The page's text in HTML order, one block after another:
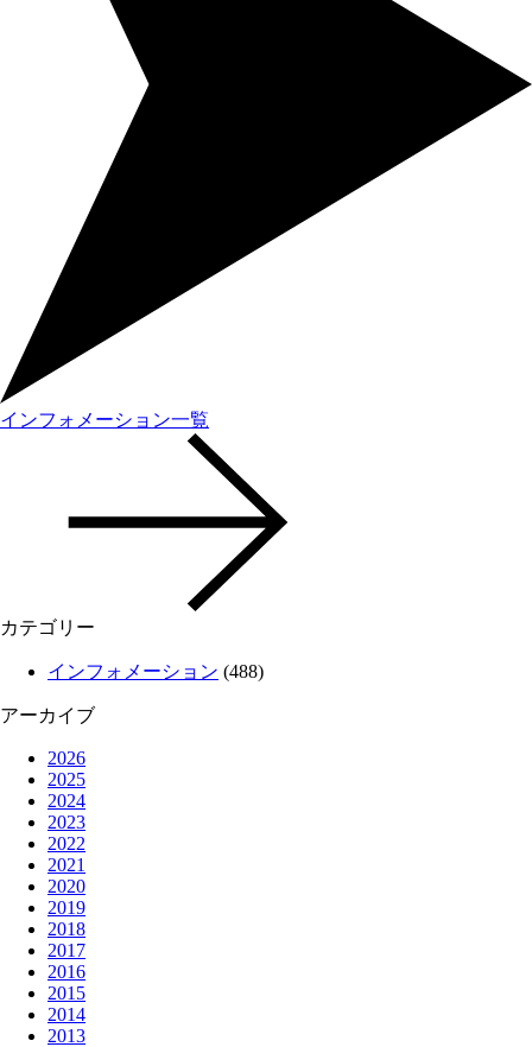
インフォメーション一覧
カテゴリー
インフォメーション (488)
アーカイブ
2026
2025
2024
2023
2022
2021
2020
2019
2018
2017
2016
2015
2014
2013